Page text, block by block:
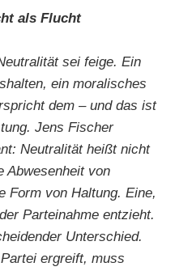
als Flucht
sei feige. Ein
ein moralisches
dem – und das ist
Jens Fischer
Neutralität heißt nicht
Abwesenheit von
Form von Haltung. Eine,
Parteinahme entzieht.
Unterschied.
ergreift, muss